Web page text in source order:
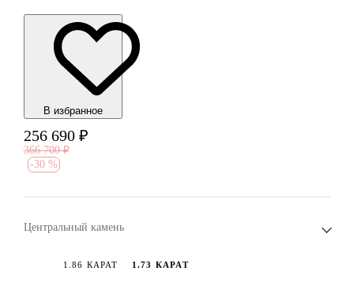
В избранноe
256 690 ₽
366 700 ₽
-30 %
Центральный камень
1.86 КАРАТ 1.73 КАРАТ